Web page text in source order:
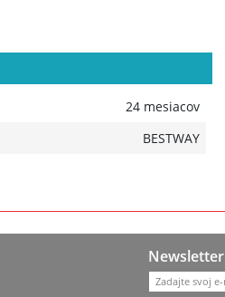
24 mesiacov
BESTWAY
Newsletter